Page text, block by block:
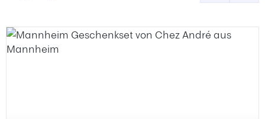
Produktgalerie überspringen